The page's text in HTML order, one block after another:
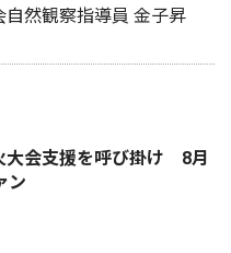
自然観察指導員 金子昇
会支援を呼び掛け 8月
ン